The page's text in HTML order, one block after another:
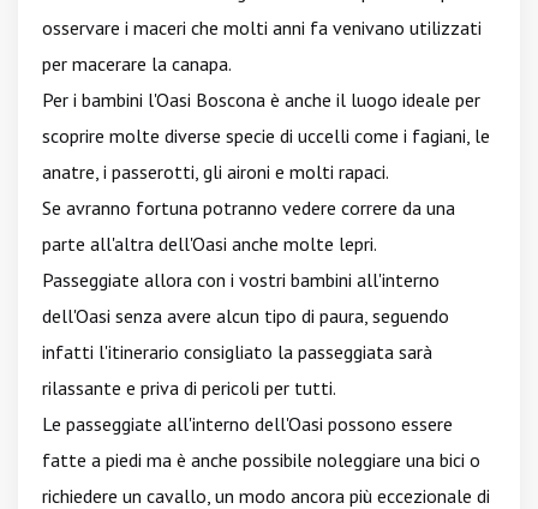
osservare i maceri che molti anni fa venivano utilizzati
per macerare la canapa.
Per i bambini l'Oasi Boscona è anche il luogo ideale per
scoprire molte diverse specie di uccelli come i fagiani, le
anatre, i passerotti, gli aironi e molti rapaci.
Se avranno fortuna potranno vedere correre da una
parte all'altra dell'Oasi anche molte lepri.
Passeggiate allora con i vostri bambini all'interno
dell'Oasi senza avere alcun tipo di paura, seguendo
infatti l'itinerario consigliato la passeggiata sarà
rilassante e priva di pericoli per tutti.
Le passeggiate all'interno dell'Oasi possono essere
fatte a piedi ma è anche possibile noleggiare una bici o
richiedere un cavallo, un modo ancora più eccezionale di